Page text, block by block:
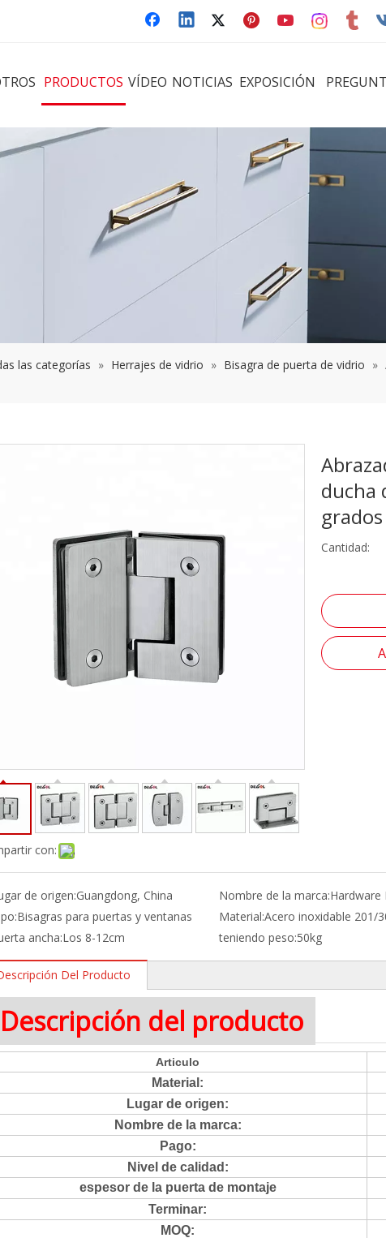
PRODUCTOS VÍDEO NOTICIAS EXPOSICIÓN
las categorías » Herrajes de vidrio » Bisagra de puerta de vidrio »
con:
ducha
grados
Cantidad:
de origen:Guangdong, China Nombre de la marca:Hardware
Bisagras para puertas y ventanas Material:Acero inoxidable 201/
ancha:Los 8-12cm teniendo peso:50kg
Del Producto
Descripción del producto
Articulo
Material:
Lugar de origen:
Nombre de la marca:
Pago:
Nivel de calidad:
espesor de la puerta de montaje
Terminar:
MOQ: